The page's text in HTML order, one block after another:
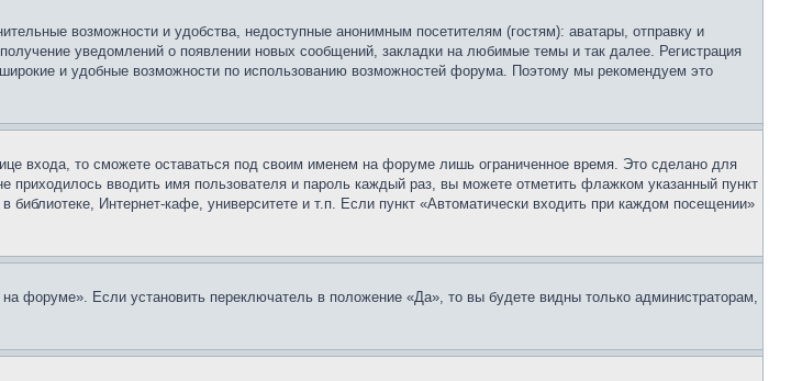
возможности и удобства, недоступные анонимным посетителям (гостям): аватары, отправку и
уведомлений о появлении новых сообщений, закладки на любимые темы и так далее. Регистрация
и удобные возможности по использованию возможностей форума. Поэтому мы рекомендуем это
входа, то сможете оставаться под своим именем на форуме лишь ограниченное время. Это сделано для
приходилось вводить имя пользователя и пароль каждый раз, вы можете отметить флажком указанный пункт
Интернет-кафе, университете и т.п. Если пункт «Автоматически входить при каждом посещении»
форуме». Если установить переключатель в положение «Да», то вы будете видны только администраторам,